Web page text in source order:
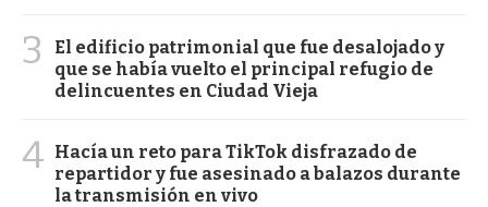
3
El edificio patrimonial que fue desalojado y
que se había vuelto el principal refugio de
delincuentes en Ciudad Vieja
4 Hacía un reto para TikTok disfrazado de
repartidor y fue asesinado a balazos durante
la transmisión en vivo